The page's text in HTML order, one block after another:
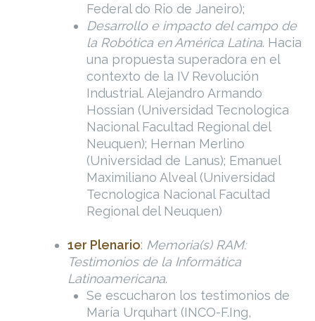
Federal do Rio de Janeiro);
Desarrollo e impacto del campo de
la Robótica en América Latina. Hacia
una propuesta superadora en el
contexto de la IV Revolución
Industrial. Alejandro Armando
Hossian (Universidad Tecnologica
Nacional Facultad Regional del
Neuquen); Hernan Merlino
(Universidad de Lanus); Emanuel
Maximiliano Alveal (Universidad
Tecnologica Nacional Facultad
Regional del Neuquen)
1er Plenario: Memoria(s) RAM:
Testimonios de la Informática
Latinoamericana.
Se escucharon los testimonios de
María Urquhart (INCO-F.Ing,